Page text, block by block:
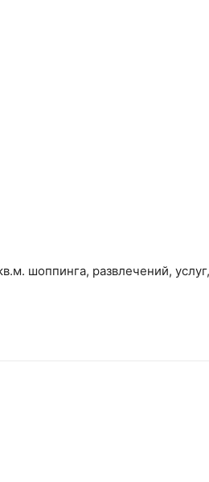
шоппинга, развлечений,